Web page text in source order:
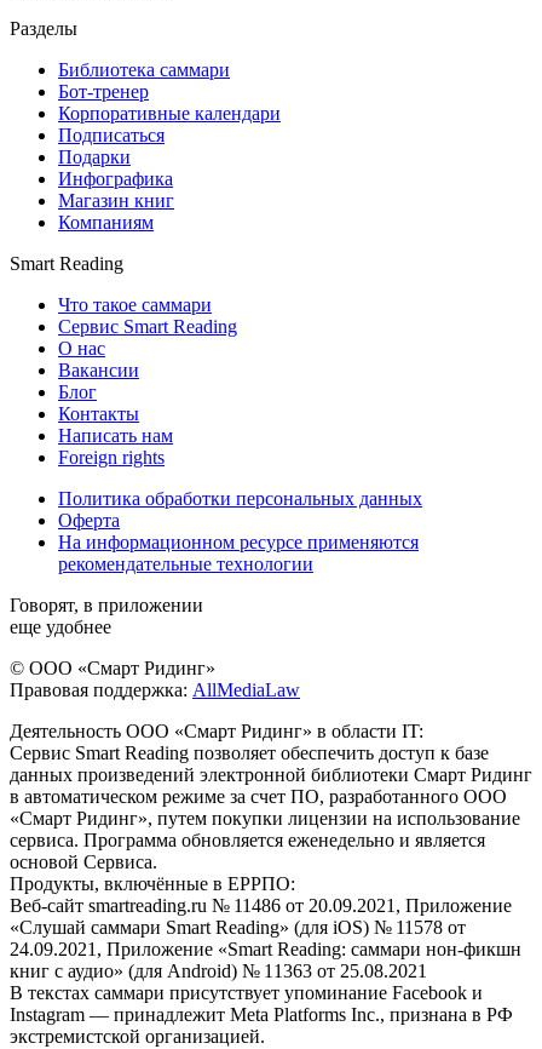
Разделы
Библиотека саммари
Бот-тренер
Корпоративные календари
Подписаться
Подарки
Инфографика
Магазин книг
Компаниям
Smart Reading
Что такое саммари
Сервис Smart Reading
О нас
Вакансии
Блог
Контакты
Написать нам
Foreign rights
Политика обработки персональных данных
Оферта
На информационном ресурсе применяются
рекомендательные технологии
Говорят, в приложении
еще удобнее
© ООО «Смарт Ридинг»
Правовая поддержка: AllMediaLaw
Деятельность ООО «Смарт Ридинг» в области IT:
Сервис Smart Reading позволяет обеспечить доступ к базе
данных произведений электронной библиотеки Смарт Ридинг
в автоматическом режиме за счет ПО, разработанного ООО
«Смарт Ридинг», путем покупки лицензии на использование
сервиса. Программа обновляется еженедельно и является
основой Сервиса.
Продукты, включённые в ЕРРПО:
Веб-сайт smartreading.ru № 11486 от 20.09.2021, Приложение
«Слушай саммари Smart Reading» (для iOS) № 11578 от
24.09.2021, Приложение «Smart Reading: саммари нон-фикшн
книг с аудио» (для Android) № 11363 от 25.08.2021
В текстах саммари присутствует упоминание Facebook и
Instagram — принадлежит Meta Platforms Inc., признана в РФ
экстремистской организацией.